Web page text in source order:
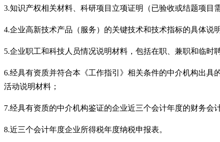
3.知识产权相关材料、科研项目立项证明（已验收或结题项
4.企业高新技术产品（服务）的关键技术和技术指标的具体
5.企业职工和科技人员情况说明材料，包括在职、兼职和临
6.经具有资质并符合本《工作指引》相关条件的中介机构出
活动说明材料；
7.经具有资质的中介机构鉴证的企业近三个会计年度的财务会
8.近三个会计年度企业所得税年度纳税申报表。